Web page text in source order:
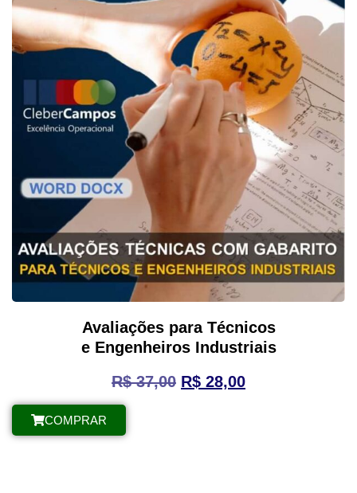
Avaliações para Técnicos
e Engenheiros Industriais
R$37,00 R$ 28,00
COMPRAR